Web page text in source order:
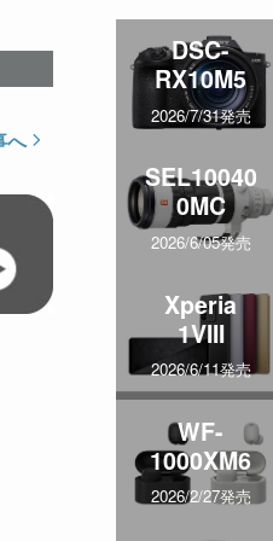
へ
DSC-
RX10M5
2026/7/31発売
SEL10040
0MC
2026/6/05発売
Xperia
1VIII
2026/6/11発売
WF-
1000XM6
2026/2/27発売